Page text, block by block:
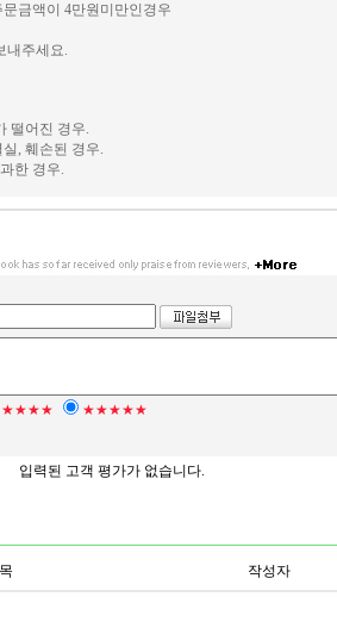
금액이 4만원미만인경우
내주세요.
떨어진 경우.
, 훼손된 경우.
한 경우.
★★★★ ★★★★★
입력된 고객 평가가 없습니다.
작성자